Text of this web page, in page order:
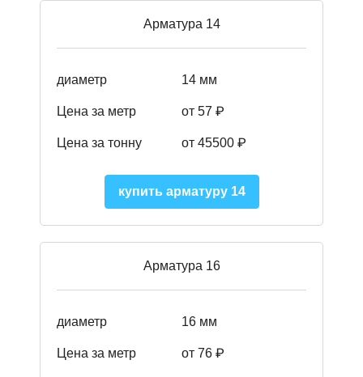
Арматура 14
диаметр 14 мм
Цена за метр от 57 ₽
Цена за тонну от 45500 ₽
купить арматуру 14
Арматура 16
диаметр 16 мм
Цена за метр от 76 ₽